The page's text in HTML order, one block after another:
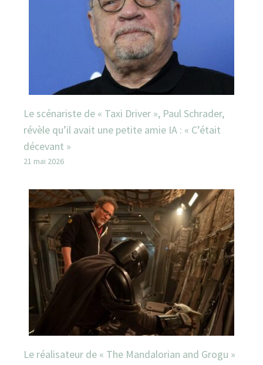
Le scénariste de « Taxi Driver », Paul Schrader,
révèle qu’il avait une petite amie IA : « C’était
décevant »
21 mai 2026
Le réalisateur de « The Mandalorian and Grogu »